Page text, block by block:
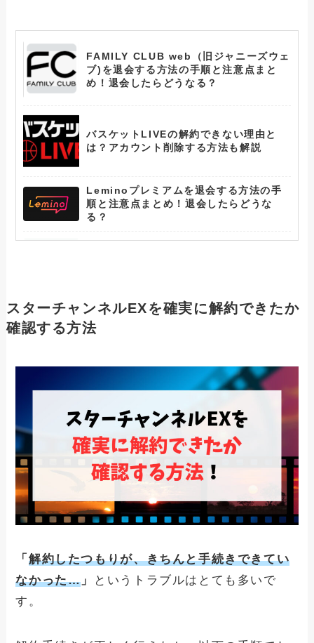
FAMILY CLUB web（旧ジャニーズウェ
ブ)を退会する方法の手順と注意点まと
め！退会したらどうなる？
バスケットLIVEの解約できない理由と
は？アカウント削除する方法も解説
Leminoプレミアムを退会する方法の手
順と注意点まとめ！退会したらどうな
る？
金を止める方法と注意事項
課金を止める方法と注意事項
FODプレミアムを解約できない人へ！確
実に課金を止める方法と注意事項
DAZNを解約・退会できない人へ！確実
に課金を止める方法と注意事項
ント削除の方法は？
スターチャンネルEXを確実に解約できたか
確認する方法
「解約したつもりが、きちんと手続きできてい
なかった… 」
というトラブルはとても多いで
す。